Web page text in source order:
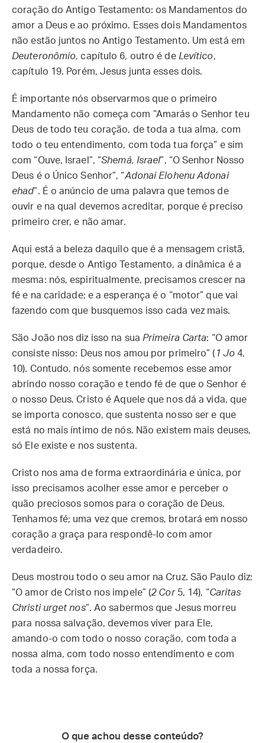
coração do Antigo Testamento: os Mandamentos do
amor a Deus e ao próximo. Esses dois Mandamentos
não estão juntos no Antigo Testamento. Um está em
Deuteronômio, capítulo 6, outro é de Levítico,
capítulo 19. Porém, Jesus junta esses dois.
É importante nós observarmos que o primeiro
Mandamento não começa com “Amarás o Senhor teu
Deus de todo teu coração, de toda a tua alma, com
todo o teu entendimento, com toda tua força” e sim
com “Ouve, Israel”, “Shemá, Israel”, “O Senhor Nosso
Deus é o Único Senhor”, “Adonai Elohenu Adonai
ehad”. É o anúncio de uma palavra que temos de
ouvir e na qual devemos acreditar, porque é preciso
primeiro crer, e não amar.
Aqui está a beleza daquilo que é a mensagem cristã,
porque, desde o Antigo Testamento, a dinâmica é a
mesma: nós, espiritualmente, precisamos crescer na
fé e na caridade; e a esperança é o “motor” que vai
fazendo com que busquemos isso cada vez mais.
São João nos diz isso na sua Primeira Carta: “O amor
consiste nisso: Deus nos amou por primeiro” ( 1 Jo4,
10). Contudo, nós somente recebemos esse amor
abrindo nosso coração e tendo fé de que o Senhor é
o nosso Deus. Cristo é Aquele que nos dá a vida, que
se importa conosco, que sustenta nosso ser e que
está no mais íntimo de nós. Não existem mais deuses,
só Ele existe e nos sustenta.
Cristo nos ama de forma extraordinária e única, por
isso precisamos acolher esse amor e perceber o
quão preciosos somos para o coração de Deus.
Tenhamos fé; uma vez que cremos, brotará em nosso
coração a graça para respondê-lo com amor
verdadeiro.
Deus mostrou todo o seu amor na Cruz. São Paulo diz:
“O amor de Cristo nos impele” (2 Cor5, 14), “Caritas
Christi urget nos”. Ao sabermos que Jesus morreu
para nossa salvação, devemos viver para Ele,
amando-o com todo o nosso coração, com toda a
nossa alma, com todo nosso entendimento e com
toda a nossa força.
O que achou desse conteúdo?